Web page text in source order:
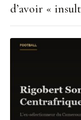
d’avoir «